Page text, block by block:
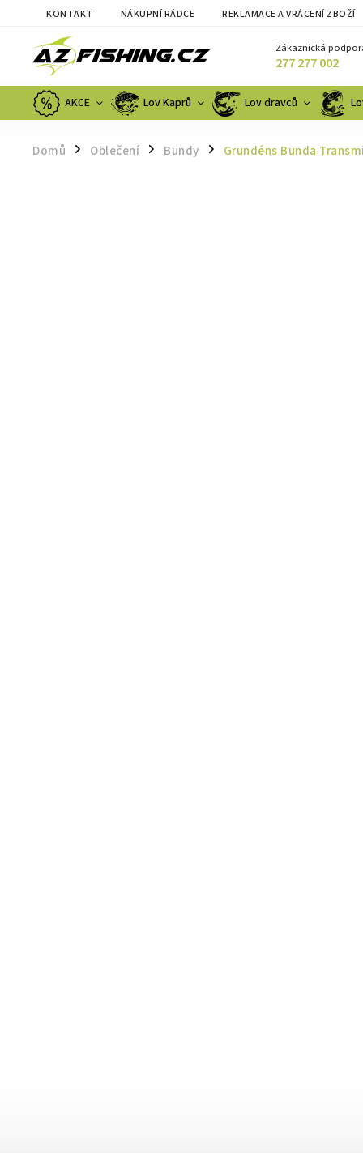
KONTAKT NÁKUPNÍ RÁDCE REKLAMACE A VRÁCENÍ ZBOŽÍ
Zákaznická
277 277 002
AKCE Lov Kaprů Lov dravců
Domů / Oblečení / Bundy / Grundéns Bunda